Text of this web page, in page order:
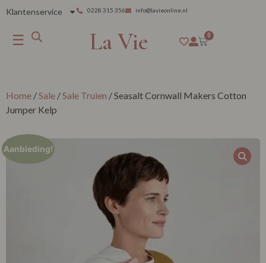
Klantenservice 0228 315 356 info@lavieonline.nl
☰ La Vie 0
Home /Sale /Sale Truien / Seasalt Cornwall Makers Cotton
Jumper Kelp
Aanbieding!